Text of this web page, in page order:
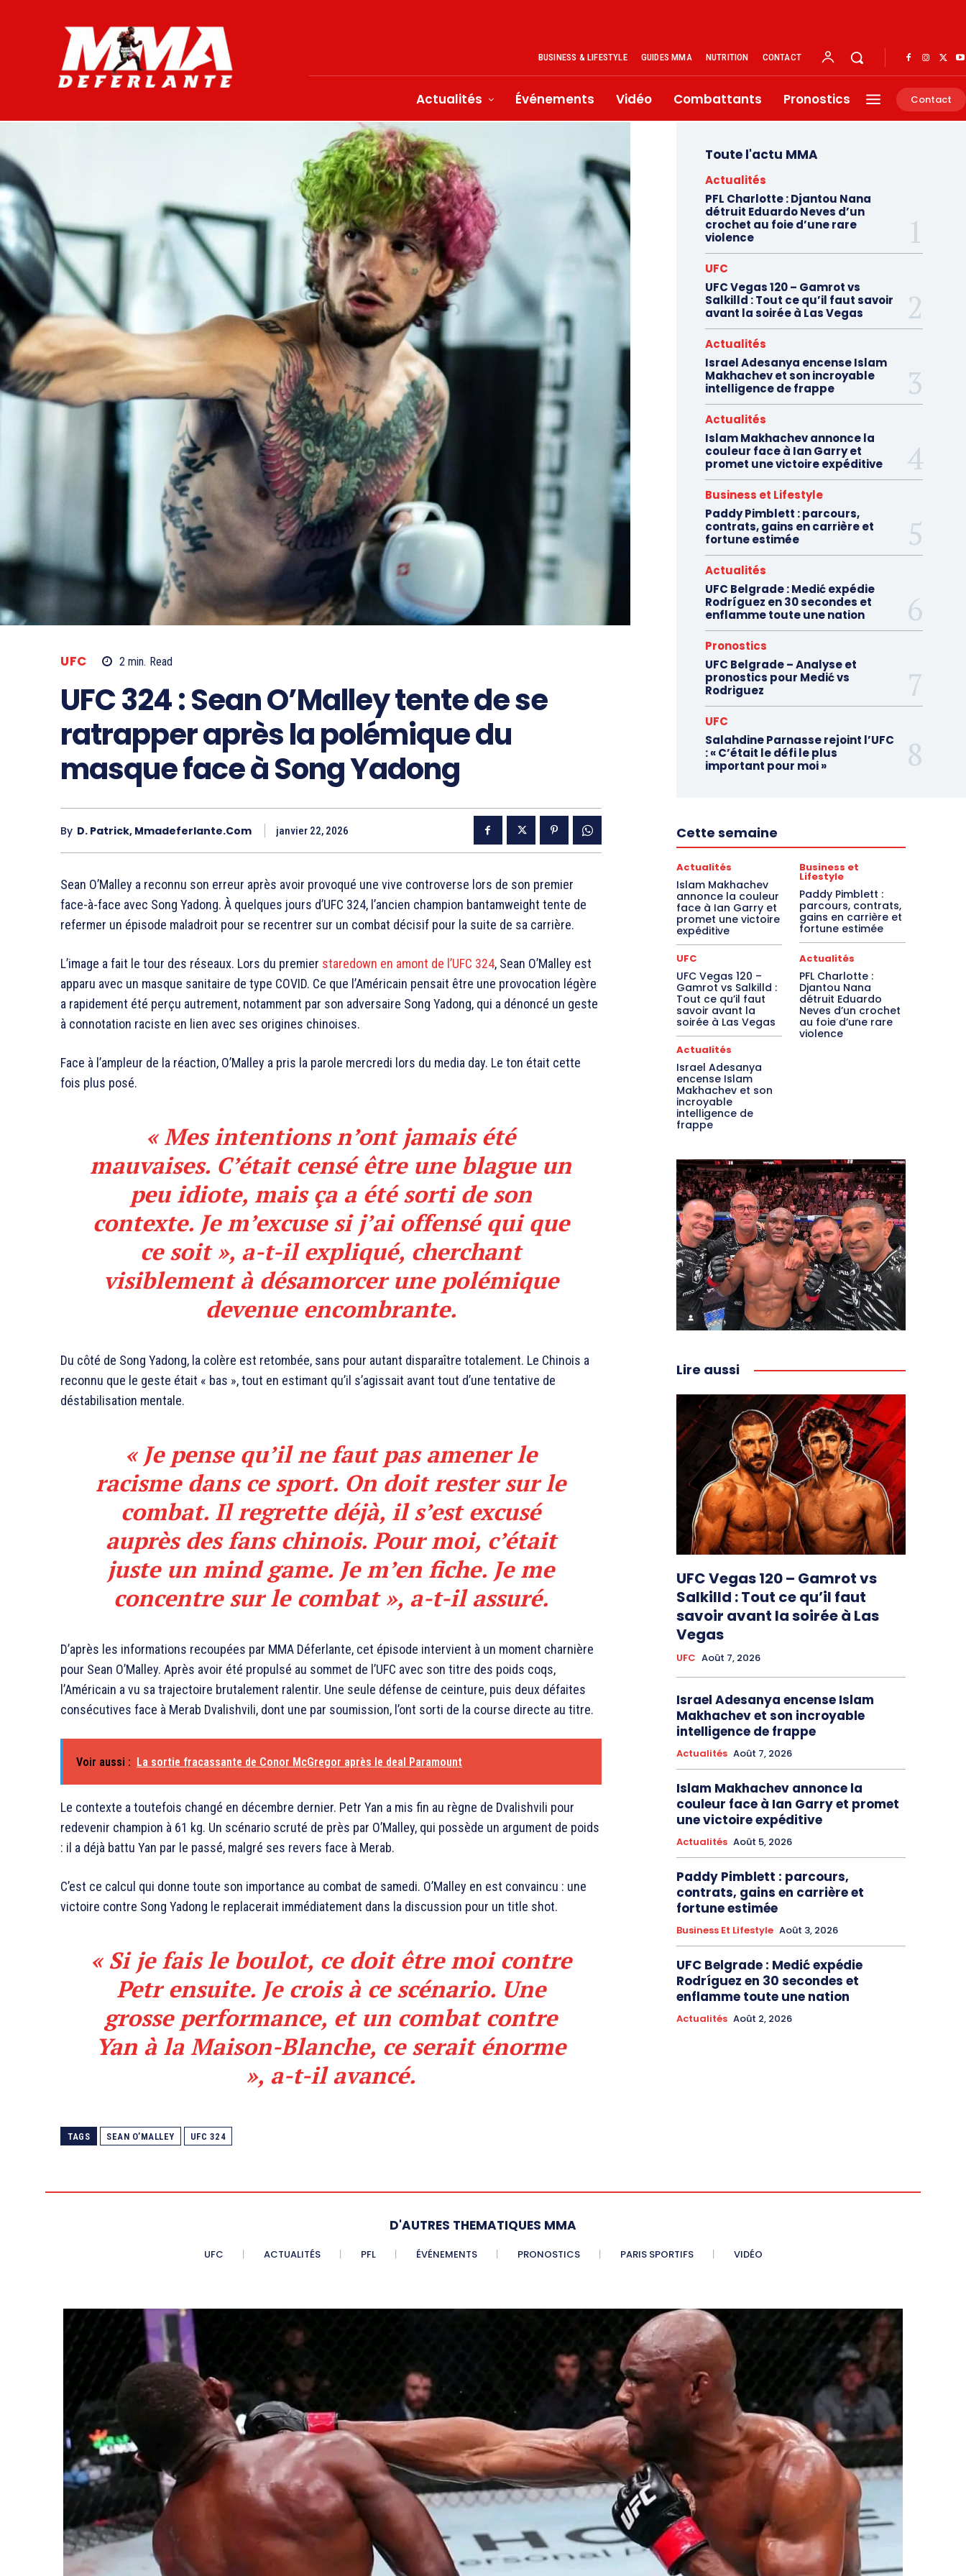
BUSINESS & LIFESTYLE GUIDES MMA NUTRITION CONTACT
Actualités Événements Vidéo Combattants Pronostics Contact
UFC 2 min. Read
UFC 324 : Sean O’Malley tente de se
ratrapper après la polémique du
masque face à Song Yadong
By D. Patrick, Mmadeferlante.com janvier 22, 2026
Sean O’Malley a reconnu son erreur après avoir provoqué une vive controverse lors de son premier
face-à-face avec Song Yadong. À quelques jours d’UFC 324, l’ancien champion bantamweight tente de
refermer un épisode maladroit pour se recentrer sur un combat décisif pour la suite de sa carrière.
L’image a fait le tour des réseaux. Lors du premier staredown en amont de l’UFC 324, Sean O’Malley est
apparu avec un masque sanitaire de type COVID. Ce que l’Américain pensait être une provocation légère
a rapidement été perçu autrement, notamment par son adversaire Song Yadong, qui a dénoncé un geste
à connotation raciste en lien avec ses origines chinoises.
Face à l’ampleur de la réaction, O’Malley a pris la parole mercredi lors du media day. Le ton était cette
fois plus posé.
« Mes intentions n’ont jamais été
mauvaises. C’était censé être une blague un
peu idiote, mais ça a été sorti de son
contexte. Je m’excuse si j’ai offensé qui que
ce soit », a-t-il expliqué, cherchant
visiblement à désamorcer une polémique
devenue encombrante.
Du côté de Song Yadong, la colère est retombée, sans pour autant disparaître totalement. Le Chinois a
reconnu que le geste était « bas », tout en estimant qu’il s’agissait avant tout d’une tentative de
déstabilisation mentale.
« Je pense qu’il ne faut pas amener le
racisme dans ce sport. On doit rester sur le
combat. Il regrette déjà, il s’est excusé
auprès des fans chinois. Pour moi, c’était
juste un mind game. Je m’en fiche. Je me
concentre sur le combat », a-t-il assuré.
D’après les informations recoupées par MMA Déferlante, cet épisode intervient à un moment charnière
pour Sean O’Malley. Après avoir été propulsé au sommet de l’UFC avec son titre des poids coqs,
l’Américain a vu sa trajectoire brutalement ralentir. Une seule défense de ceinture, puis deux défaites
consécutives face à Merab Dvalishvili, dont une par soumission, l’ont sorti de la course directe au titre.
Voir aussi : La sortie fracassante de Conor McGregor après le deal Paramount
Le contexte a toutefois changé en décembre dernier. Petr Yan a mis fin au règne de Dvalishvili pour
redevenir champion à 61 kg. Un scénario scruté de près par O’Malley, qui possède un argument de poids
: il a déjà battu Yan par le passé, malgré ses revers face à Merab.
C’est ce calcul qui donne toute son importance au combat de samedi. O’Malley en est convaincu : une
victoire contre Song Yadong le replacerait immédiatement dans la discussion pour un title shot.
« Si je fais le boulot, ce doit être moi contre
Petr ensuite. Je crois à ce scénario. Une
grosse performance, et un combat contre
Yan à la Maison-Blanche, ce serait énorme
», a-t-il avancé.
TAGS SEAN O’MALLEY UFC 324
Toute l'actu MMA
Actualités
PFL Charlotte : Djantou Nana
détruit Eduardo Neves d’un
crochet au foie d’une rare
violence
UFC
UFC Vegas 120 – Gamrot vs
Salkilld : Tout ce qu’il faut savoir
avant la soirée à Las Vegas
Actualités
Israel Adesanya encense Islam
Makhachev et son incroyable
intelligence de frappe
Actualités
Islam Makhachev annonce la
couleur face à Ian Garry et
promet une victoire expéditive
Business et Lifestyle
Paddy Pimblett : parcours,
contrats, gains en carrière et
fortune estimée
Actualités
UFC Belgrade : Medić expédie
Rodríguez en 30 secondes et
enflamme toute une nation
Pronostics
UFC Belgrade – Analyse et
pronostics pour Medić vs
Rodriguez
UFC
Salahdine Parnasse rejoint l’UFC
: « C’était le défi le plus
important pour moi »
Cette semaine
Actualités
Islam Makhachev
annonce la couleur
face à Ian Garry et
promet une victoire
expéditive
Business et
Lifestyle
Paddy Pimblett :
parcours, contrats,
gains en carrière et
fortune estimée
UFC
UFC Vegas 120 –
Gamrot vs Salkilld :
Tout ce qu’il faut
savoir avant la
soirée à Las Vegas
Actualités
PFL Charlotte :
Djantou Nana
détruit Eduardo
Neves d’un crochet
au foie d’une rare
violence
Actualités
Israel Adesanya
encense Islam
Makhachev et son
incroyable
intelligence de
frappe
Lire aussi
UFC Vegas 120 – Gamrot vs
Salkilld : Tout ce qu’il faut
savoir avant la soirée à Las
Vegas
UFC Août 7, 2026
Israel Adesanya encense Islam
Makhachev et son incroyable
intelligence de frappe
Actualités Août 7, 2026
Islam Makhachev annonce la
couleur face à Ian Garry et promet
une victoire expéditive
Actualités Août 5, 2026
Paddy Pimblett : parcours,
contrats, gains en carrière et
fortune estimée
Business Et Lifestyle Août 3, 2026
UFC Belgrade : Medić expédie
Rodríguez en 30 secondes et
enflamme toute une nation
Actualités Août 2, 2026
D'AUTRES THEMATIQUES MMA
UFC ACTUALITÉS PFL ÉVÉNEMENTS PRONOSTICS PARIS SPORTIFS VIDÉO